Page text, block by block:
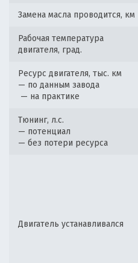
Замена масла проводится, км
Рабочая температура
двигателя, град.
Ресурс двигателя, тыс. км
— по данным завода
— на практике
Тюнинг, л.с.
— потенциал
— без потери ресурса
Двигатель устанавливался